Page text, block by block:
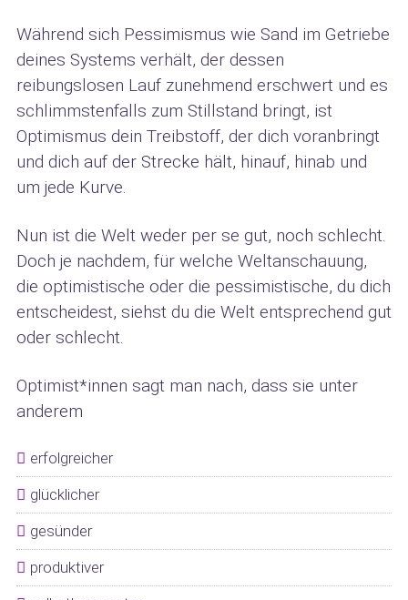
Während sich Pessimismus wie Sand im Getriebe
deines Systems verhält, der dessen
reibungslosen Lauf zunehmend erschwert und es
schlimmstenfalls zum Stillstand bringt, ist
Optimismus dein Treibstoff, der dich voranbringt
und dich auf der Strecke hält, hinauf, hinab und
um jede Kurve.
Nun ist die Welt weder per se gut, noch schlecht.
Doch je nachdem, für welche Weltanschauung,
die optimistische oder die pessimistische, du dich
entscheidest, siehst du die Welt entsprechend gut
oder schlecht.
Optimist*innen sagt man nach, dass sie unter
anderem
erfolgreicher
glücklicher
gesünder
produktiver